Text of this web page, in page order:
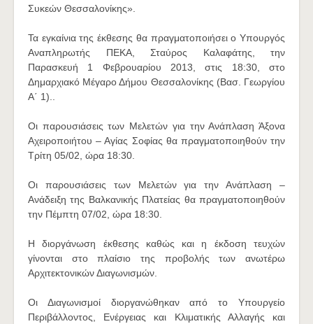
Συκεών Θεσσαλονίκης».
Τα εγκαίνια της έκθεσης θα πραγματοποιήσει ο Υπουργός
Αναπληρωτής ΠΕΚΑ, Σταύρος Καλαφάτης, την
Παρασκευή 1 Φεβρουαρίου 2013, στις 18:30, στο
Δημαρχιακό Μέγαρο Δήμου Θεσσαλονίκης (Βασ. Γεωργίου
Α΄ 1)..
Οι παρουσιάσεις των Μελετών για την Ανάπλαση Άξονα
Αχειροποιήτου – Αγίας Σοφίας θα πραγματοποιηθούν την
Τρίτη 05/02, ώρα 18:30.
Οι παρουσιάσεις των Μελετών για την Ανάπλαση –
Ανάδειξη της Βαλκανικής Πλατείας θα πραγματοποιηθούν
την Πέμπτη 07/02, ώρα 18:30.
Η διοργάνωση έκθεσης καθώς και η έκδοση τευχών
γίνονται στο πλαίσιο της προβολής των ανωτέρω
Αρχιτεκτονικών Διαγωνισμών.
Οι Διαγωνισμοί διοργανώθηκαν από το Υπουργείο
Περιβάλλοντος, Ενέργειας και Κλιματικής Αλλαγής και